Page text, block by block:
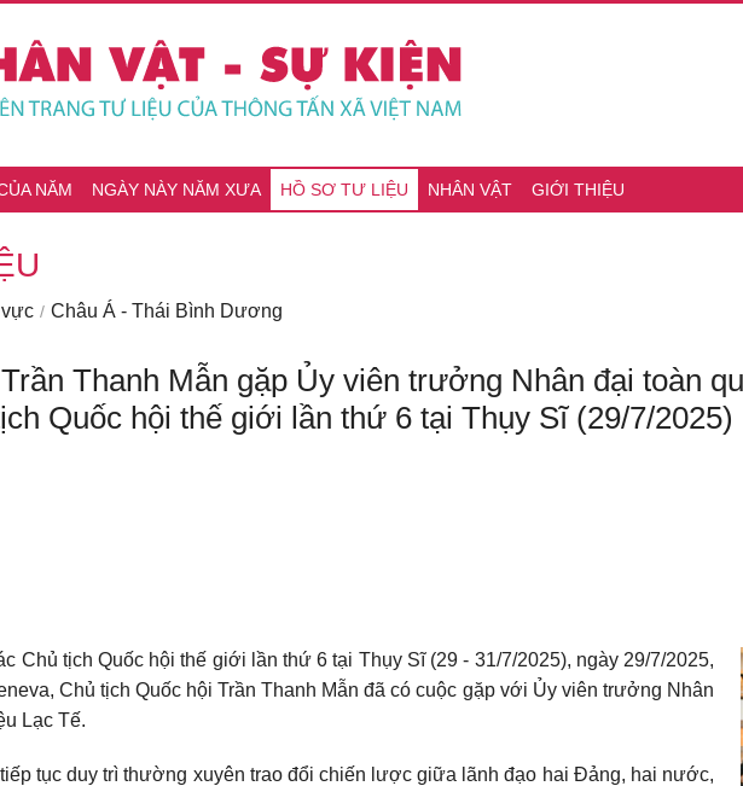
NĂM NGÀY NÀY NĂM XƯA HỒ SƠ TƯ LIỆU NHÂN VẬT GIỚI THIỆU
Châu Á - Thái Bình Dương
Thanh Mẫn gặp Ủy viên trưởng Nhân đại toàn
Quốc hội thế giới lần thứ 6 tại Thụy Sĩ (29/7/2025)
Chủ tịch Quốc hội thế giới lần thứ 6 tại Thụy Sĩ (29 - 31/7/2025), ngày 29/7/2025,
Chủ tịch Quốc hội Trần Thanh Mẫn đã có cuộc gặp với Ủy viên trưởng Nhân
Lạc Tế.
tục duy trì thường xuyên trao đổi chiến lược giữa lãnh đạo hai Đảng, hai nước,